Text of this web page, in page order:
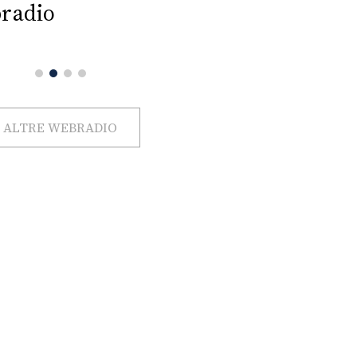
ALTRE WEBRADIO